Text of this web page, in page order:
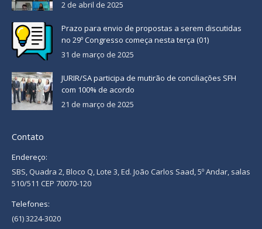
2 de abril de 2025
Prazo para envio de propostas a serem discutidas
no 29º Congresso começa nesta terça (01)
31 de março de 2025
JURIR/SA participa de mutirão de conciliações SFH
com 100% de acordo
21 de março de 2025
Contato
Endereço:
SBS, Quadra 2, Bloco Q, Lote 3, Ed. João Carlos Saad, 5º Andar, salas
510/511 CEP 70070-120
Telefones:
(61) 3224-3020